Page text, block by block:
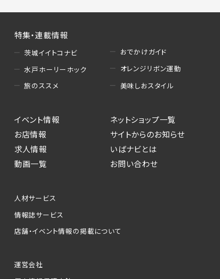
・読者プレゼント、アンケート等、当サービスが実
施するキャンペーンの抽選、当選者への連絡及
び発送 ・ユーザーの趣向や属性情報等の分析
（5）広告主への問い合わせ・応募等への対応
・本サービスを通じて求人広告に応募した際の
選考に関する連絡
・本サービスを通じて店舗への来店予約を登録
した際の内容確認、返答
本サービスが収集する個人情報は、ご本人の意
ービスの実施にあたりそれぞれ必要となる項目
を入力いただかない場合は、各々のサービスを
個人情報の第三者への提供について
特集・連載情報
茨城イイトコナビ
水戸ホーリーホック
旅のススメ
おでかけガイド
オレンジリボン運動
美味しおスタイル
イベント情報
お店情報
求人情報
動画一覧
ネットショップ一覧
サイトからのお知らせ
いばナビとは
お問い合わせ
人材サービス
情報誌サービス
店舗・イベント情報の掲載について
運営会社